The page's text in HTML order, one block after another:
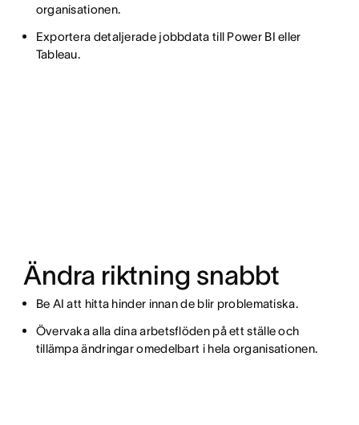
organisationen.
Exportera detaljerade jobbdata till Power BI eller
Tableau.
Ändra riktning snabbt
Be AI att hitta hinder innan de blir problematiska.
Övervaka alla dina arbetsflöden på ett ställe och
tillämpa ändringar omedelbart i hela organisationen.